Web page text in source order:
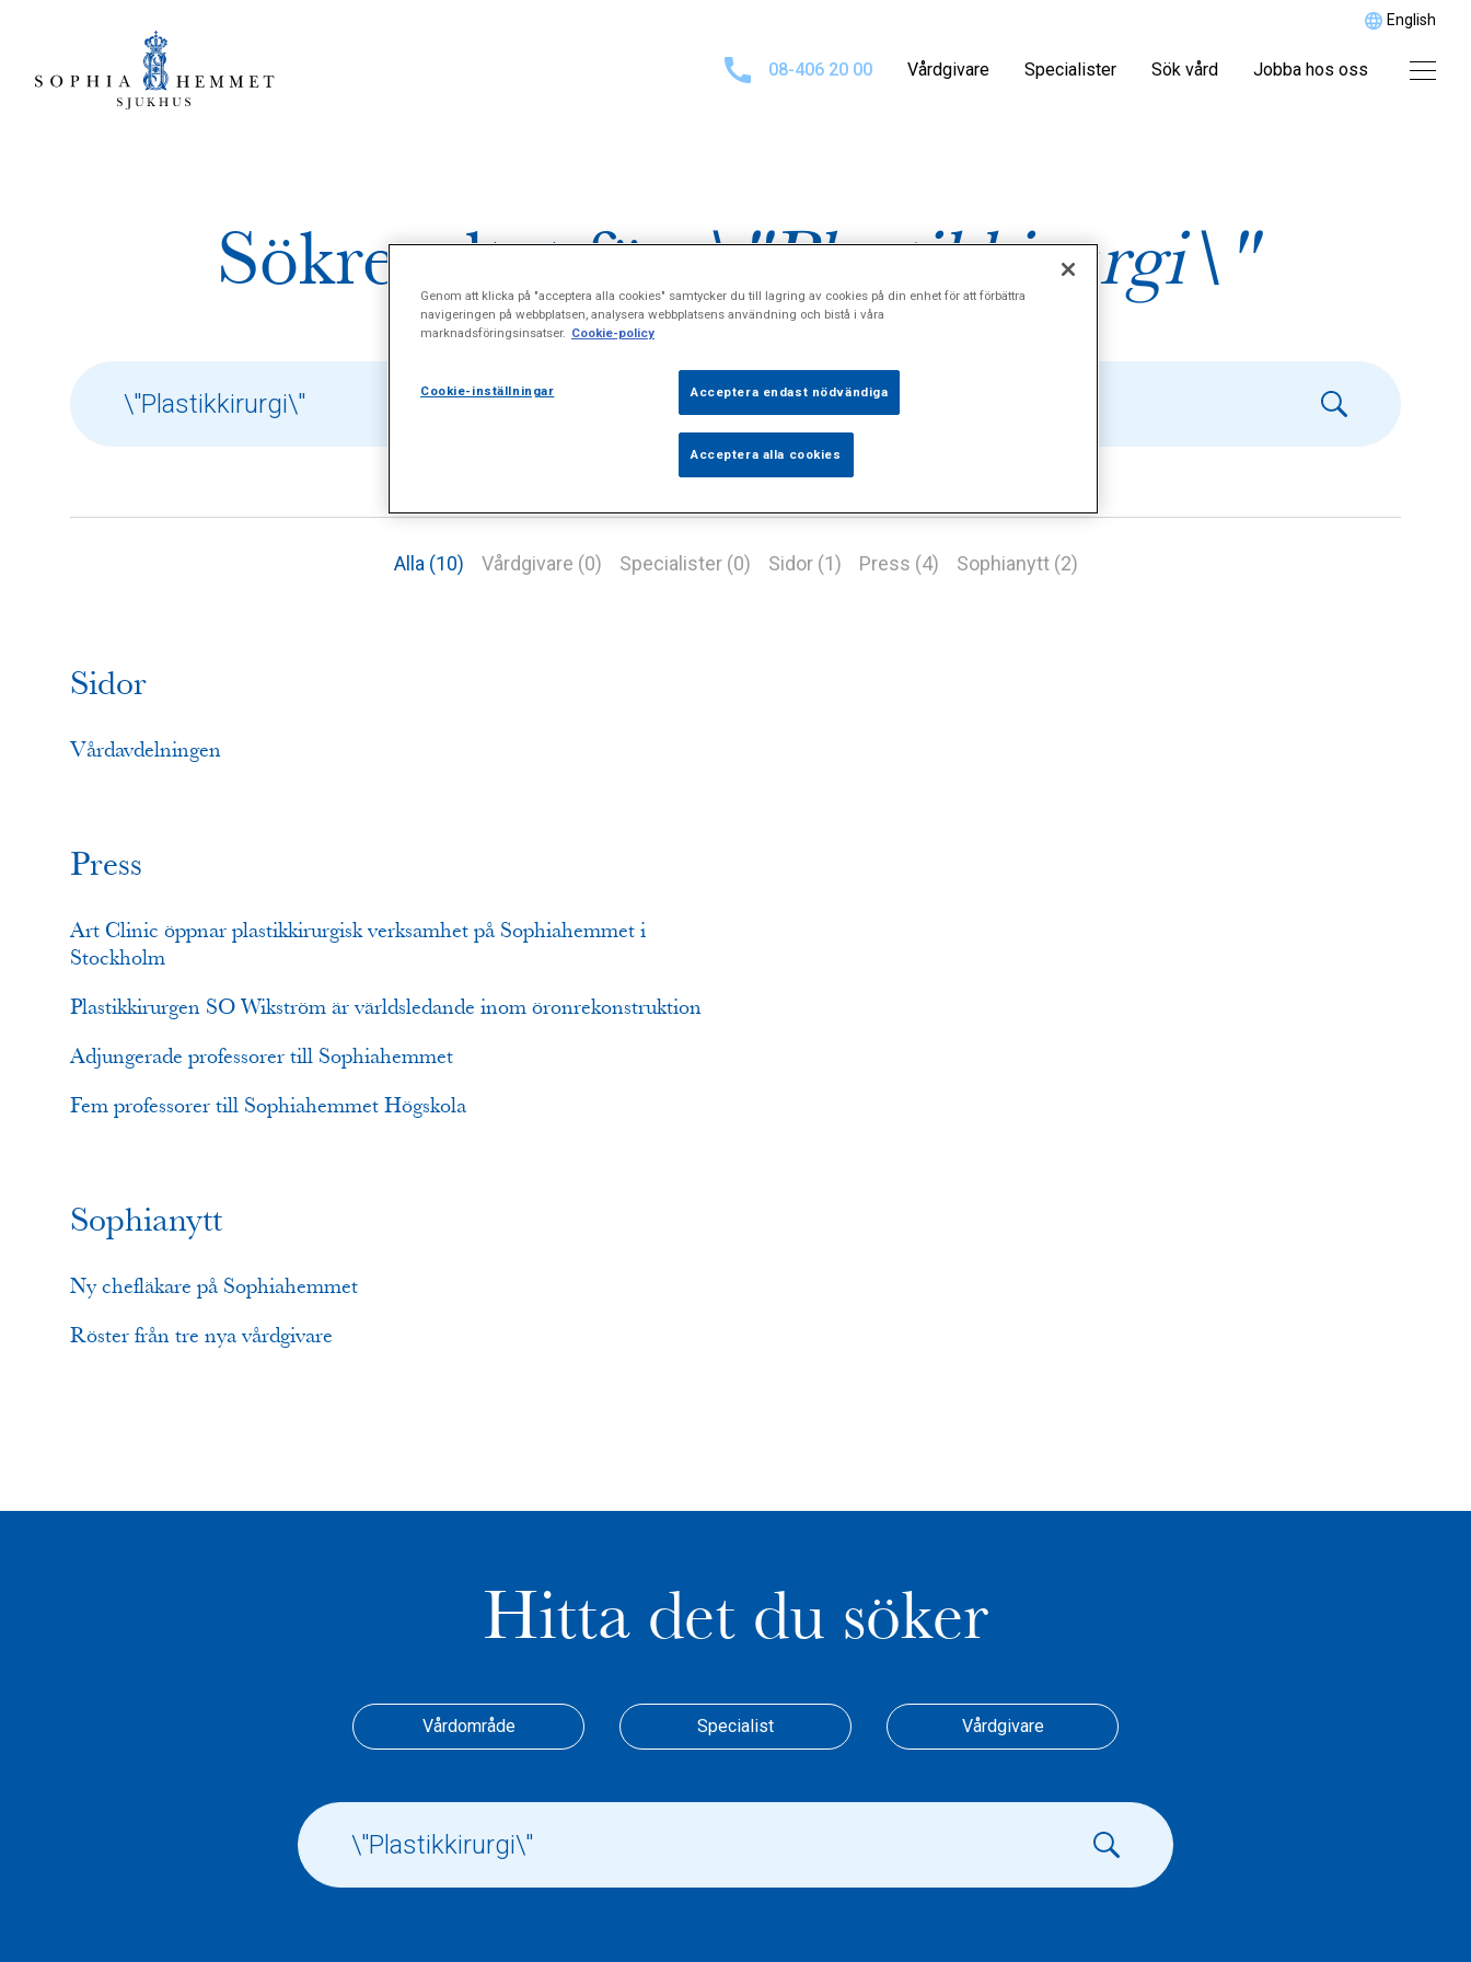
English
08-406 20 00 Vårdgivare Specialister Sök vård Jobba hos oss
Sökresultat för\"Plastikkirurgi\"
Alla (10) Vårdgivare (0) Specialister (0) Sidor (1) Press (4) Sophianytt (2)
Sidor
Vårdavdelningen
Press
Art Clinic öppnar plastikkirurgisk verksamhet på Sophiahemmet i
Stockholm
Plastikkirurgen SO Wikström är världsledande inom öronrekonstruktion
Adjungerade professorer till Sophiahemmet
Fem professorer till Sophiahemmet Högskola
Sophianytt
Ny chefläkare på Sophiahemmet
Röster från tre nya vårdgivare
Hitta det du söker
Vårdområde Specialist Vårdgivare
Genom att klicka på "acceptera alla cookies" samtycker du till lagring av cookies på din enhet för att förbättra
navigeringen på webbplatsen, analysera webbplatsens användning och bistå i våra
marknadsföringsinsatser. Cookie-policy
Cookie-inställningar Acceptera endast nödvändiga
Acceptera alla cookies